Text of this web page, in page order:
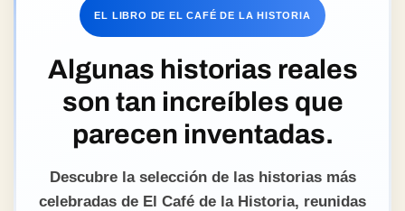
EL LIBRO DE EL CAFÉ DE LA HISTORIA
Algunas historias reales
son tan increíbles que
parecen inventadas.
Descubre la selección de las historias más
celebradas de El Café de la Historia, reunidas